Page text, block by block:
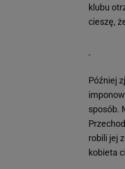
klubu
cieszę,
Później
sposób.
robili jej
kobieta